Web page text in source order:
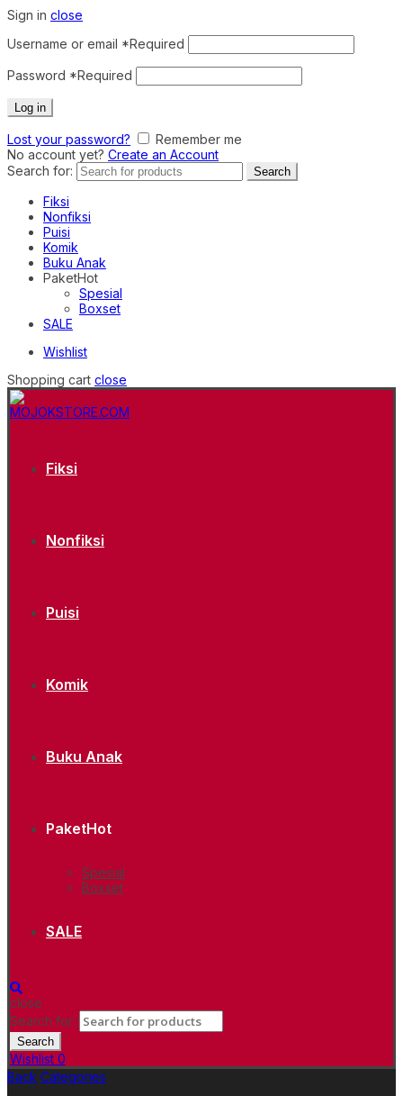
Sign in close
Username or email *Required
Password *Required
Log in
Lost your password?
Remember me
No account yet? Create an Account
Search for:
Search
Fiksi
Nonfiksi
Puisi
Komik
Buku Anak
PaketHot
Spesial
Boxset
SALE
Wishlist
Shopping cart close
Fiksi
Nonfiksi
Puisi
Komik
Buku Anak
PaketHot
Spesial
Boxset
SALE
close
Search for:
Search
Wishlist 0
Back Categories